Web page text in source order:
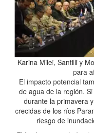
Karina Milei, Santilli y
para
El impacto potencial
de agua de la región.
durante la primavera
crecidas de los ríos
riesgo de